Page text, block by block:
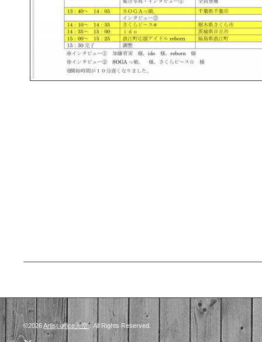
©2026Artist office天空. All Rights Reserved.